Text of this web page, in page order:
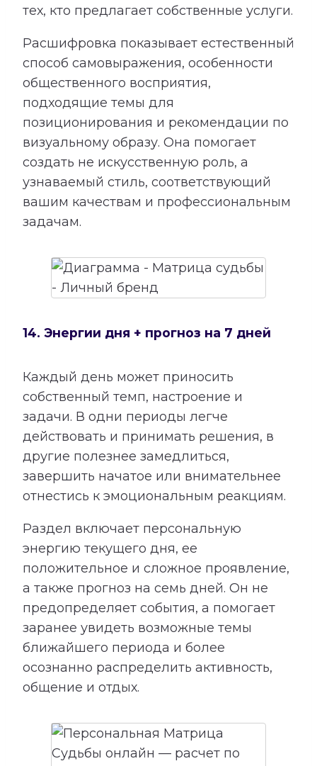
тех, кто предлагает собственные услуги.
Расшифровка показывает естественный
способ самовыражения, особенности
общественного восприятия,
подходящие темы для
позиционирования и рекомендации по
визуальному образу. Она помогает
создать не искусственную роль, а
узнаваемый стиль, соответствующий
вашим качествам и профессиональным
задачам.
14. Энергии дня + прогноз на 7 дней
Каждый день может приносить
собственный темп, настроение и
задачи. В одни периоды легче
действовать и принимать решения, в
другие полезнее замедлиться,
завершить начатое или внимательнее
отнестись к эмоциональным реакциям.
Раздел включает персональную
энергию текущего дня, ее
положительное и сложное проявление,
а также прогноз на семь дней. Он не
предопределяет события, а помогает
заранее увидеть возможные темы
ближайшего периода и более
осознанно распределить активность,
общение и отдых.